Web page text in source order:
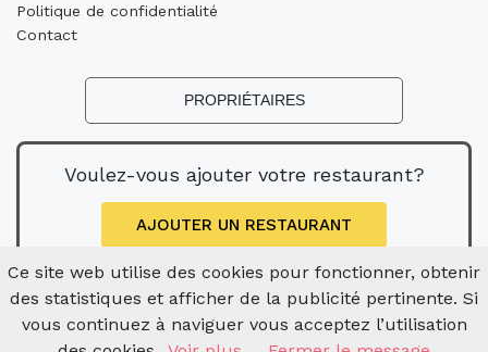
Politique de confidentialité
Contact
PROPRIÉTAIRES
Voulez-vous ajouter votre restaurant?
AJOUTER UN RESTAURANT
Ce site web utilise des cookies pour fonctionner, obtenir
des statistiques et afficher de la publicité pertinente. Si
vous continuez à naviguer vous acceptez l’utilisation